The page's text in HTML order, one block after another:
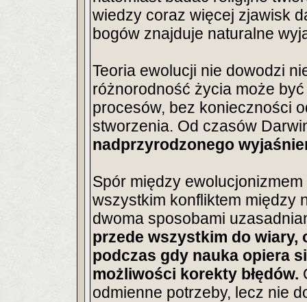
wiedzy coraz więcej zjawisk
bogów znajduje naturalne
Teoria ewolucji nie dowodzi
różnorodność życia może
procesów, bez konieczności
stworzenia. Od czasów
nadprzyrodzonego
Spór między
wszystkim konfliktem między
dwoma sposobami
przede wszystkim do
podczas gdy nauka opiera
możliwości korekty błędów.
odmienne potrzeby, lecz nie